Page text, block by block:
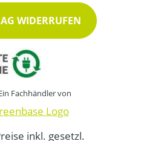
WIDERRUFEN
Fachhändler von
inkl. gesetzl.